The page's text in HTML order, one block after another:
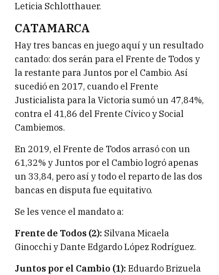
Leticia Schlotthauer.
CATAMARCA
Hay tres bancas en juego aquí y un resultado
cantado: dos serán para el Frente de Todos y
la restante para Juntos por el Cambio. Así
sucedió en 2017, cuando el Frente
Justicialista para la Victoria sumó un 47,84%,
contra el 41,86 del Frente Cívico y Social
Cambiemos.
En 2019, el Frente de Todos arrasó con un
61,32% y Juntos por el Cambio logró apenas
un 33,84, pero así y todo el reparto de las dos
bancas en disputa fue equitativo.
Se les vence el mandato a:
Frente de Todos (2): Silvana Micaela
Ginocchi y Dante Edgardo López Rodríguez.
Juntos por el Cambio (1): Eduardo Brizuela